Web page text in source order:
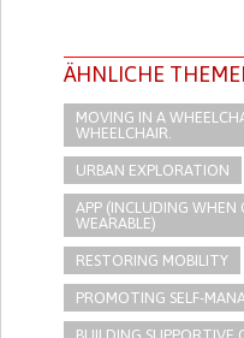
ÄHNLICHE
MOVING IN A
WHEELCHAIR.
URBAN EXPLORATION
APP (INCLUDING
WEARABLE)
RESTORING MOBILITY
PROMOTING SELF-